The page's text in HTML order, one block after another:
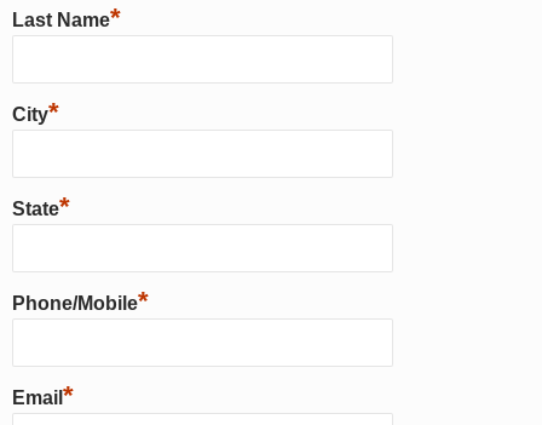
Last Name*
City*
State*
Phone/Mobile*
Email *